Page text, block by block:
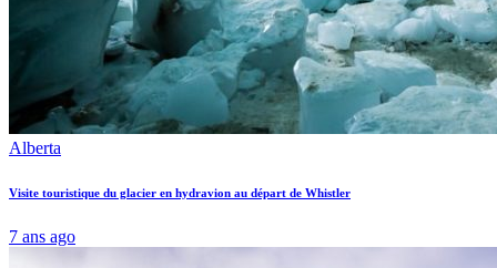
Alberta
Visite touristique du glacier en hydravion au départ de Whistler
7 ans ago